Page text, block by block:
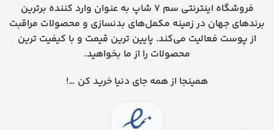
فروشگاه اینترنتی سم 7 شاپ به عنوان وارد کننده برترین
برندهای جهان در زمینه مکمل‌های بدنسازی و محصولات مراقبت
از پوست فعالیت می‌کند. پایین ترین قیمت و با کیفیت ترین
محصولات را از ما بخواهید.
همینجا از همه جای دنیا خرید کن …!